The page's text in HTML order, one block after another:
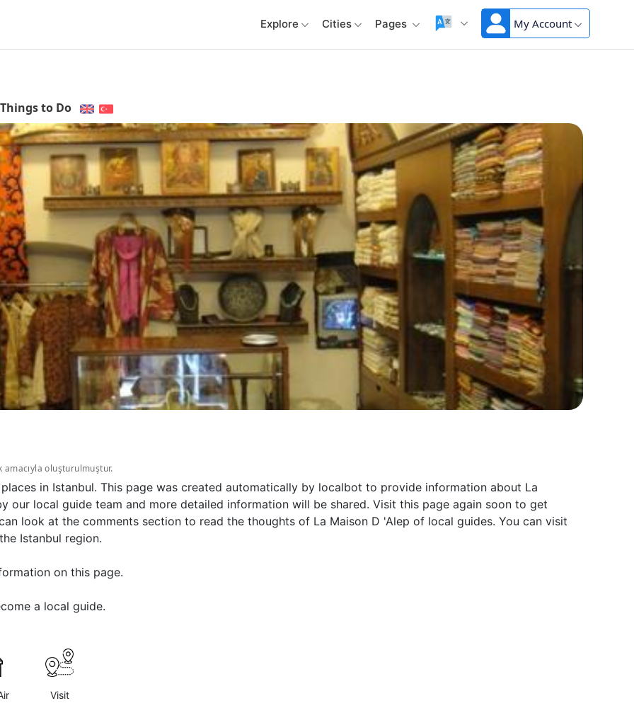
Explore Cities Pages My Account
Things to Do
oluşturulmuştur.
in Istanbul. This page was created automatically by localbot to provide information about La
our local guide team and more detailed information will be shared. Visit this page again soon to get
look at the comments section to read the thoughts of La Maison D 'Alep of local guides. You can visit
Istanbul region.
on this page.
a local guide.
Visit